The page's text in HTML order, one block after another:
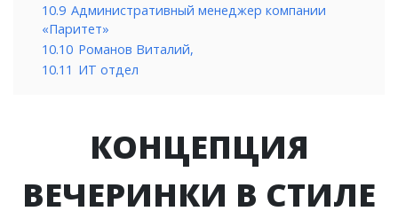
10.9 Административный менеджер компании
«Паритет»
10.10 Романов Виталий,
10.11 ИТ отдел
КОНЦЕПЦИЯ
ВЕЧЕРИНКИ В СТИЛЕ